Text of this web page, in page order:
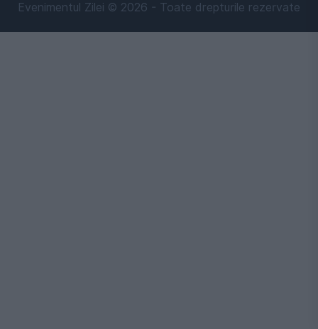
Evenimentul Zilei © 2026 - Toate drepturile rezervate